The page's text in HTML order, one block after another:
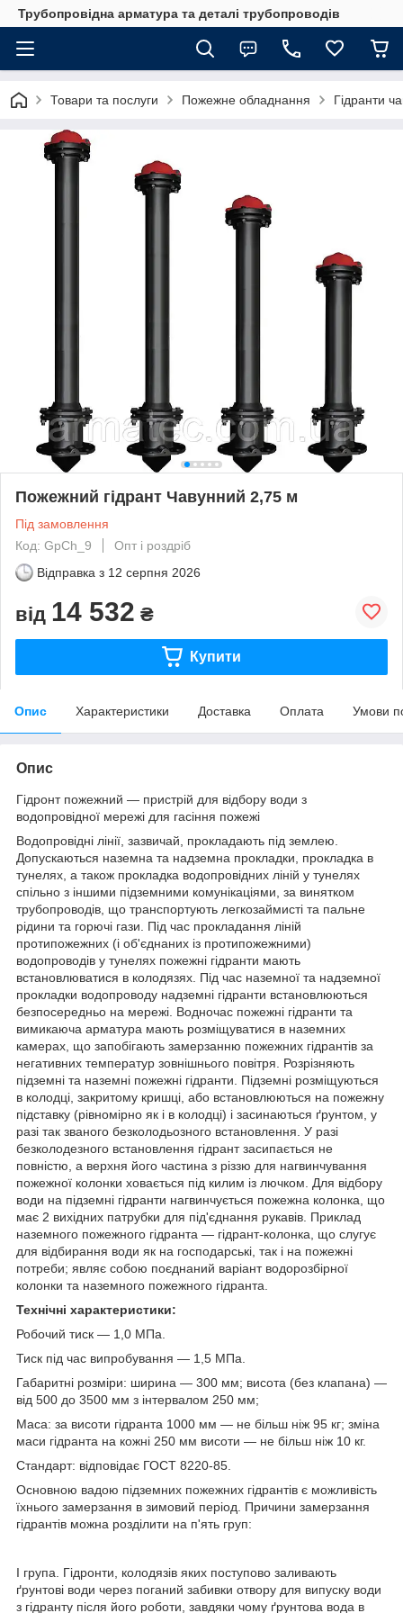
Трубопровідна арматура та деталі трубопроводів
Товари та послуги Пожежне обладнання Гідранти
Пожежний гідрант Чавунний 2,75 м
Під замовлення
Код: GpCh_9
Опт і роздріб
Відправка з 12 серпня 2026
від 14 532 ₴
Купити
Опис Характеристики Доставка Оплата Умови
Опис
Гідронт пожежний — пристрій для відбору води з
водопровідної мережі для гасіння пожежі
Водопровідні лінії, зазвичай, прокладають під землею.
Допускаються наземна та надземна прокладки, прокладка в
тунелях, а також прокладка водопровідних ліній у тунелях
спільно з іншими підземними комунікаціями, за винятком
трубопроводів, що транспортують легкозаймисті та пальне
рідини та горючі гази. Під час прокладання ліній
протипожежних (і об'єднаних із протипожежними)
водопроводів у тунелях пожежні гідранти мають
встановлюватися в колодязях. Під час наземної та надземної
прокладки водопроводу надземні гідранти встановлюються
безпосередньо на мережі. Водночас пожежні гідранти та
вимикаюча арматура мають розміщуватися в наземних
камерах, що запобігають замерзанню пожежних гідрантів за
негативних температур зовнішнього повітря. Розрізняють
підземні та наземні пожежні гідранти. Підземні розміщуються
в колодці, закритому кришці, або встановлюються на пожежну
підставку (рівномірно як і в колодці) і засинаються ґрунтом, у
разі так званого безколодьозного встановлення. У разі
безколодезного встановлення гідрант засипається не
повністю, а верхня його частина з різзю для нагвинчування
пожежної колонки ховається під килим із лючком. Для відбору
води на підземні гідранти нагвинчується пожежна колонка, що
має 2 вихідних патрубки для під'єднання рукавів. Приклад
наземного пожежного гідранта — гідрант-колонка, що слугує
для відбирання води як на господарські, так і на пожежні
потреби; являє собою поєднаний варіант водорозбірної
колонки та наземного пожежного гідранта.
Технічні характеристики:
Робочий тиск — 1,0 МПа.
Тиск під час випробування — 1,5 МПа.
Габаритні розміри: ширина — 300 мм; висота (без клапана) —
від 500 до 3500 мм з інтервалом 250 мм;
Маса: за висоти гідранта 1000 мм — не більш ніж 95 кг; зміна
маси гідранта на кожні 250 мм висоти — не більш ніж 10 кг.
Стандарт: відповідає ГОСТ 8220-85.
Основною вадою підземних пожежних гідрантів є можливість
їхнього замерзання в зимовий період. Причини замерзання
гідрантів можна розділити на п'ять груп:
I група. Гідронти, колодязів яких поступово заливають
ґрунтові води через поганий забивки отвору для випуску води
з гідранту після його роботи, завдяки чому ґрунтова вода в